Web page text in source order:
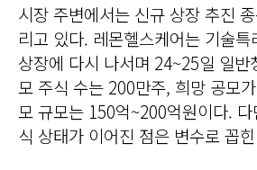
시장 주변에서는 신규 상장 추진
리고 있다. 레몬헬스케어는 기술
상장에 다시 나서며 24~25일 일반
모 주식 수는 200만주, 희망 공모
모 규모는 150억~200억원이다.
식 상태가 이어진 점은 변수로 꼽